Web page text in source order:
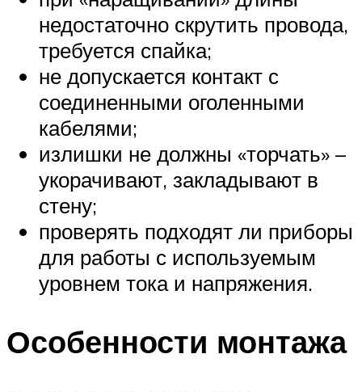
недостаточно скрутить провода,
требуется спайка;
не допускается контакт с
соединенными оголенными
кабелями;
излишки не должны «торчать» –
укорачивают, закладывают в
стену;
проверять подходят ли приборы
для работы с используемым
уровнем тока и напряжения.
Особенности монтажа